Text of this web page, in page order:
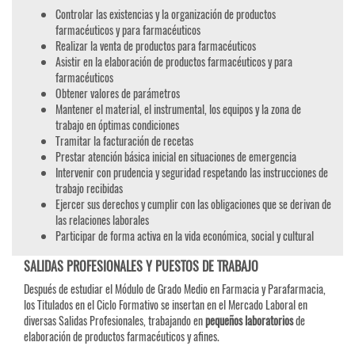
Controlar las existencias y la organización de productos
farmacéuticos y para farmacéuticos
Realizar la venta de productos para farmacéuticos
Asistir en la elaboración de productos farmacéuticos y para
farmacéuticos
Obtener valores de parámetros
Mantener el material, el instrumental, los equipos y la zona de
trabajo en óptimas condiciones
Tramitar la facturación de recetas
Prestar atención básica inicial en situaciones de emergencia
Intervenir con prudencia y seguridad respetando las instrucciones de
trabajo recibidas
Ejercer sus derechos y cumplir con las obligaciones que se derivan de
las relaciones laborales
Participar de forma activa en la vida económica, social y cultural
SALIDAS PROFESIONALES Y PUESTOS DE TRABAJO
Después de estudiar el Módulo de Grado Medio en Farmacia y Parafarmacia,
los Titulados en el Ciclo Formativo se insertan en el Mercado Laboral en
diversas Salidas Profesionales, trabajando enpequeños laboratoriosde
elaboración de productos farmacéuticos y afines.